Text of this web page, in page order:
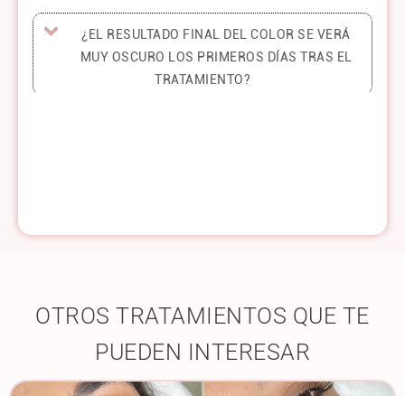
¿EL RESULTADO FINAL DEL COLOR SE VERÁ
MUY OSCURO LOS PRIMEROS DÍAS TRAS EL
TRATAMIENTO?
OTROS TRATAMIENTOS QUE TE
PUEDEN INTERESAR